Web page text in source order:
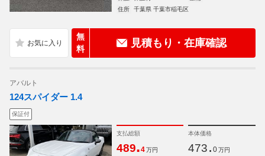
住所
千葉県 千葉市稲毛区
無
料
見積もり・在庫確認
アバルト
124スパイダー 1.4
保証付
支払総額
489.4 万円
本体価格
473. 0 万円